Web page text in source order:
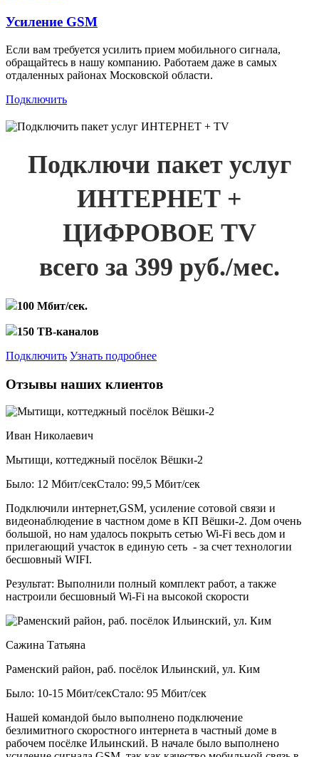
Усиление GSM
Если вам требуется усилить прием мобильного сигнала,
обращайтесь в нашу компанию. Работаем даже в самых
отдаленных районах Московской области.
Подключить
Подключи пакет услуг
ИНТЕРНЕТ +
ЦИФРОВОЕ TV
всего за 399 руб./мес.
100 Мбит/сек.
150 ТВ-каналов
Подключить Узнать подробнее
Отзывы наших клиентов
Иван Николаевич
Мытищи, коттеджный посёлок Вёшки-2
Было: 12 Мбит/секСтало: 99,5 Мбит/сек
Подключили интернет,GSM, усиление сотовой связи и
видеонаблюдение в частном доме в КП Вёшки-2. Дом очень
большой, но нам удалось покрыть сетью Wi-Fi весь дом и
прилегающий участок в единую сеть - за счет технологии
бесшовный WIFI.
Результат: Выполнили полный комплект работ, а также
настроили бесшовный Wi-Fi на высокой скорости
Сажина Татьяна
Раменский район, раб. посёлок Ильинский, ул. Ким
Было: 10-15 Мбит/секСтало: 95 Мбит/сек
Нашей командой было выполнено подключение
безлимитного скоростного интернета в частный доме в
рабочем посёлке Ильинский. В начале было выполнено